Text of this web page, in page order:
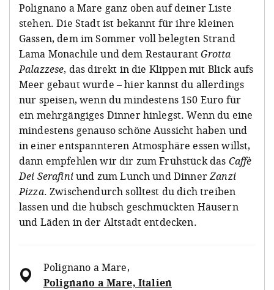
Polignano a Mare ganz oben auf deiner Liste
stehen. Die Stadt ist bekannt für ihre kleinen
Gassen, dem im Sommer voll belegten Strand
Lama Monachile und dem RestaurantGrotta
Palazzese, das direkt in die Klippen mit Blick aufs
Meer gebaut wurde – hier kannst du allerdings
nur speisen, wenn du mindestens 150 Euro für
ein mehrgängiges Dinner hinlegst. Wenn du eine
mindestens genauso schöne Aussicht haben und
in einer entspannteren Atmosphäre essen willst,
dann empfehlen wir dir zum Frühstück das Caffè
Dei Serafiniund zum Lunch und DinnerZanzi
Pizza. Zwischendurch solltest du dich treiben
lassen und die hübsch geschmückten Häusern
und Läden in der Altstadt entdecken.
Polignano a Mare,
Polignano a Mare, Italien